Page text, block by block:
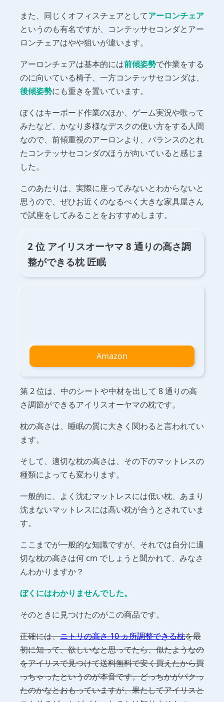
また、同じくオフィスチェアとしてアーロンチェア
というのも有名ですが、コンテッサセコンダとアー
ロンチェアはやや狙いが違います。
アーロンチェアは基本的には前傾姿勢で作業をする
のに向いている椅子、一方コンテッサセコンダは、
後傾姿勢にも重きを置いています。
ぼくはキーボード作業のほか、ゲーム実況や歌って
みたなど、かなり多様なデスクの使い方をする人間
なので、前傾重視のアーロンより、バランスのとれ
たコンテッサセコンダのほうが向いていると感じま
した。
このあたりは、実際に座ってみないとわからないと
思うので、ぜひお近くのなるべく大きな家具屋さん
で試座をしてみることをおすすめします。
2 位 アイリスオーヤマ 8 通りの高さ調
整ができる枕 匠眠
Amazon
第 2 位は、中のシートや中材を出して 8 通りの高
さ調節ができるアイリスオーヤマの枕です。
枕の高さは、睡眠の質に大きく関わると言われてい
ます。
そして、適切な枕の高さは、その下のマットレスの
種類によっても変わります。
一般的に、よく沈むマットレスには低い枕、あまり
沈まないマットレスには高い枕が合うとされていま
す。
ここまでが一般的な知識ですが、それでは自分に適
切な枕の高さは何 cm でしょうと聞かれて、みなさ
んわかりますか？
ぼくにはわかりませんでした。
そのときに見つけたのがこの商品です。
正確には、ニトリの高さ 10 ヵ所調整できる枕を最
初に知って、欲しいなと思ってたら、似たようなの
をアイリスで見つけて送料無料で安く買えたから買
っちゃったというのが本音です。どっちかがパクっ
たのかなとおもっていますが、果たしてアイリスと